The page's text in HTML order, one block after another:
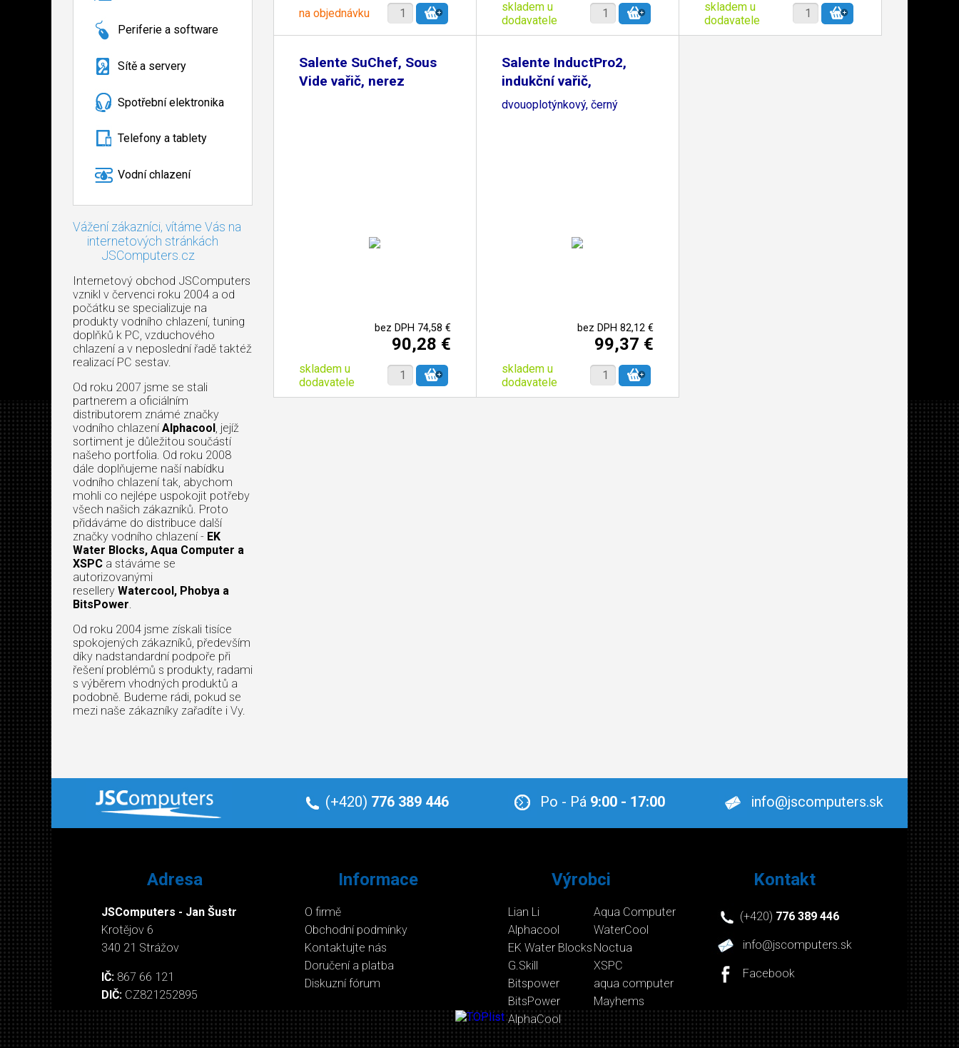
Periferie a software
Sítě a servery
Spotřební elektronika
Telefony a tablety
Vodní chlazení
Vážení zákazníci, vítáme Vás na
internetových stránkách
JSComputers.cz
Internetový obchod JSComputers
vznikl v červenci roku 2004 a od
počátku se specializuje na
produkty vodního chlazení, tuning
doplňků k PC, vzduchového
chlazení a v neposlední řadě taktéž
realizací PC sestav.
Od roku 2007 jsme se stali
partnerem a oficiálním
distributorem známé značky
vodního chlazení Alphacool, jejíž
sortiment je důležitou součástí
našeho portfolia. Od roku 2008
dále doplňujeme naší nabídku
vodního chlazení tak, abychom
mohli co nejlépe uspokojit potřeby
všech našich zákazníků. Proto
přidáváme do distribuce další
značky vodního chlazení - EK
Water Blocks, Aqua Computer a
XSPC a stáváme se
autorizovanými
resellery Watercool, Phobya a
BitsPower.
Od roku 2004 jsme získali tisíce
spokojených zákazníků, především
díky nadstandardní podpoře při
řešení problémů s produkty, radami
s výběrem vhodných produktů a
podobně. Budeme rádi, pokud se
mezi naše zákazníky zařadíte i Vy.
na objednávku
skladem u
dodavatele
skladem u
dodavatele
Salente SuChef, Sous
Vide vařič, nerez
bez DPH 74,58 €
90,28 €
skladem u
dodavatele
Salente InductPro2,
indukční vařič,
dvouoplotýnkový, černý
bez DPH 82,12 €
99,37 €
skladem u
dodavatele
(+420) 776 389 446 Po - Pá 9:00 - 17:00 info@jscomputers.sk
Adresa
JSComputers - Jan Šustr
Krotějov 6
340 21 Strážov
IČ: 867 66 121
DIČ: CZ821252895
Informace
O firmě
Obchodní podmínky
Kontaktujte nás
Doručení a platba
Diskuzní fórum
Výrobci
Lian Li
Aqua Computer
Alphacool
WaterCool
EK Water Blocks Noctua
G.Skill
XSPC
Bitspower
aqua computer
BitsPower
Mayhems
AlphaCool
Kontakt
(+420) 776 389 446
info@jscomputers.sk
Facebook